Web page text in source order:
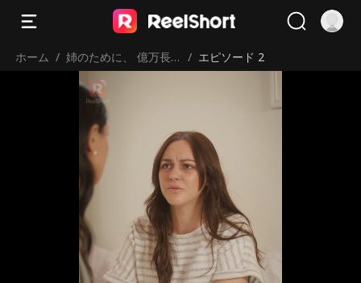
ホーム / 姉のために、 億万長
者の妻に
/ エピソード 2